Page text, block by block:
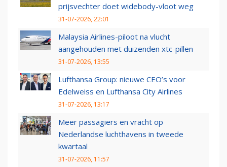
prijsvechter doet widebody-vloot weg
31-07-2026, 22:01
Malaysia Airlines-piloot na vlucht
aangehouden met duizenden xtc-pillen
31-07-2026, 13:55
Lufthansa Group: nieuwe CEO’s voor
Edelweiss en Lufthansa City Airlines
31-07-2026, 13:17
Meer passagiers en vracht op
Nederlandse luchthavens in tweede
kwartaal
31-07-2026, 11:57